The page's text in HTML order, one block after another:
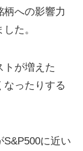
柄への影響力
た。
トが増えた
なったりする
に近い